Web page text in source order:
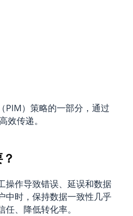
（PIM）策略的一部分，通过
效传递。
操作导致错误、延误和数据
中时，保持数据一致性几乎
、降低转化率。